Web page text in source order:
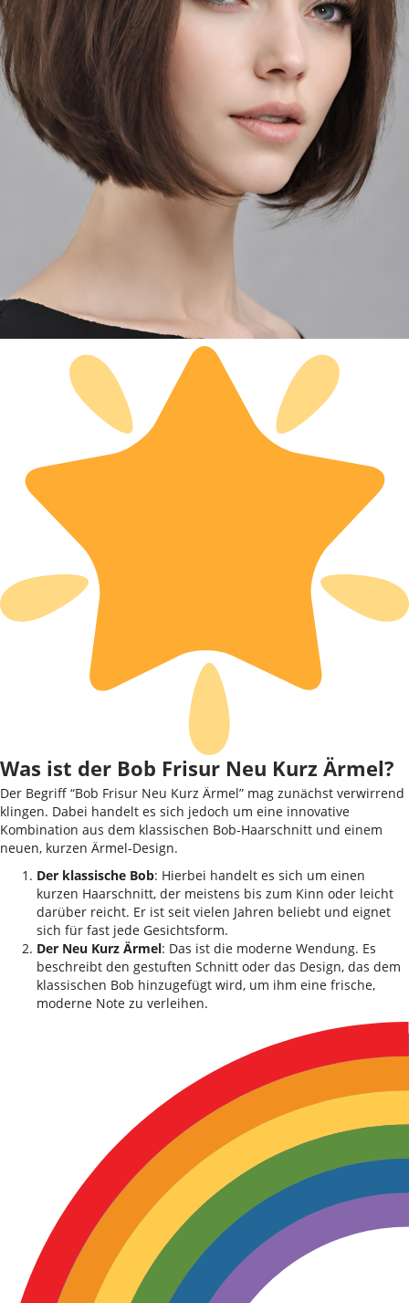
Was ist der Bob Frisur Neu Kurz Ärmel?
Der Begriff “Bob Frisur Neu Kurz Ärmel” mag zunächst verwirrend
klingen. Dabei handelt es sich jedoch um eine innovative
Kombination aus dem klassischen Bob-Haarschnitt und einem
neuen, kurzen Ärmel-Design.
Der klassische Bob: Hierbei handelt es sich um einen
kurzen Haarschnitt, der meistens bis zum Kinn oder leicht
darüber reicht. Er ist seit vielen Jahren beliebt und eignet
sich für fast jede Gesichtsform.
Der Neu Kurz Ärmel: Das ist die moderne Wendung. Es
beschreibt den gestuften Schnitt oder das Design, das dem
klassischen Bob hinzugefügt wird, um ihm eine frische,
moderne Note zu verleihen.